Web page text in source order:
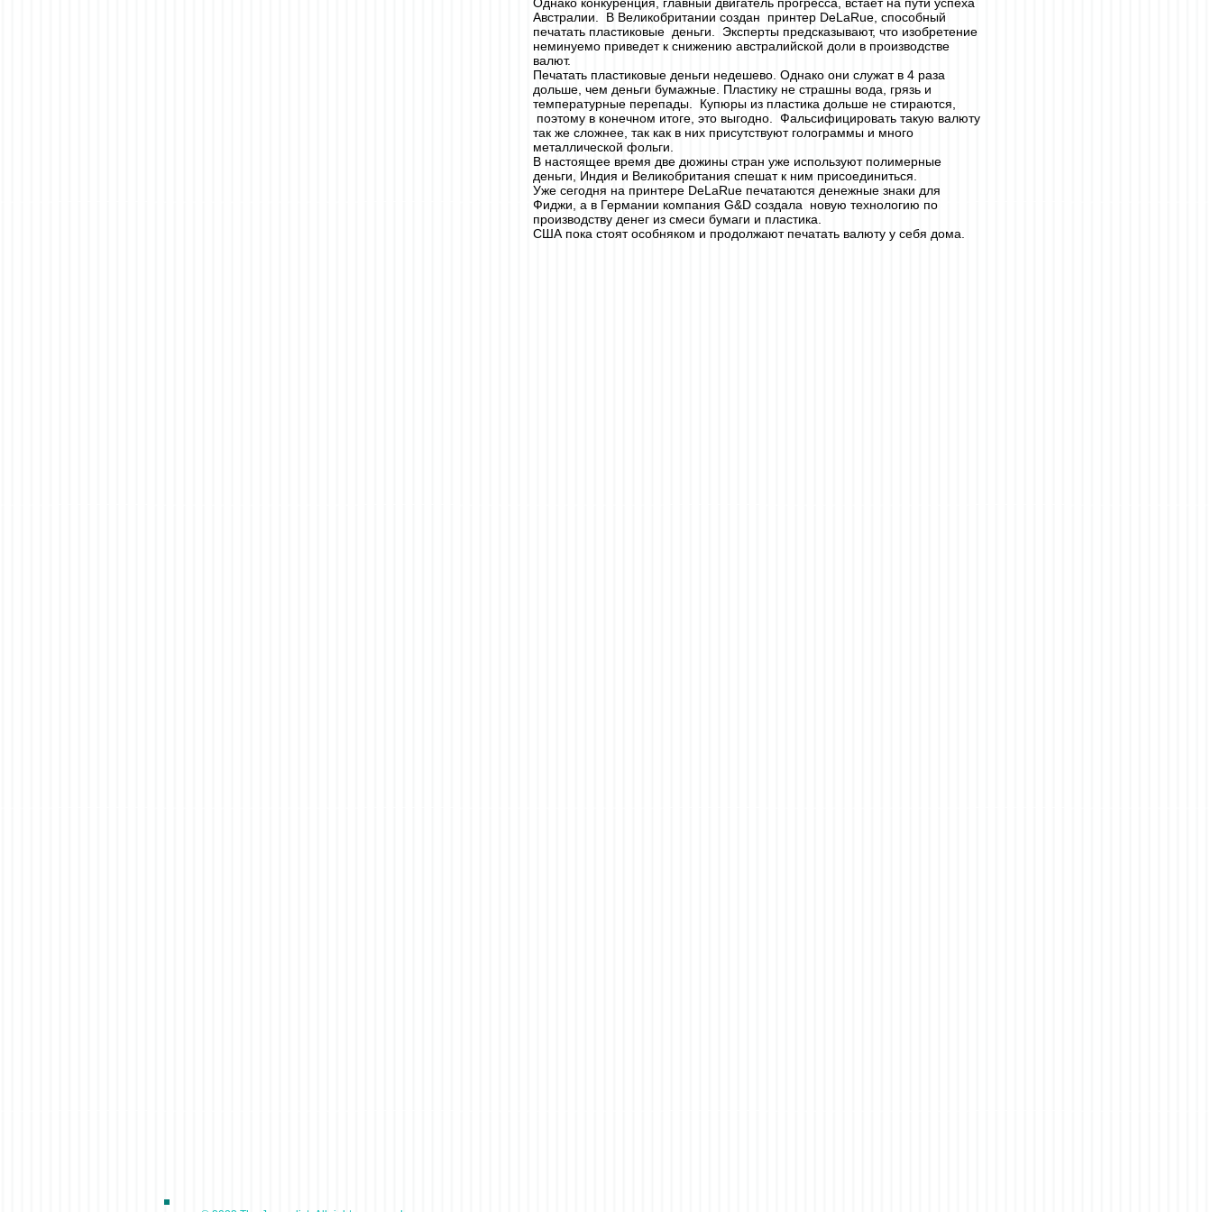
Австралии. В Великобритании создан принтер DeLaRue, способный
печатать пластиковые деньги. Эксперты предсказывают, что изобретение
неминуемо приведет к снижению австралийской доли в производстве
валют.
Печатать пластиковые деньги недешево. Однако они служат в 4 раза
дольше, чем деньги бумажные. Пластику не страшны вода, грязь и
температурные перепады. Купюры из пластика дольше не стираются,
поэтому в конечном итоге, это выгодно. Фальсифицировать такую валюту
так же сложнее, так как в них присутствуют голограммы и много
металлической фольги.
В настоящее время две дюжины стран уже используют полимерные
деньги, Индия и Великобритания спешат к ним присоединиться.
Уже сегодня на принтере DeLaRue печатаются денежные знаки для
Фиджи, а в Германии компания G&D создала новую технологию по
производству денег из смеси бумаги и пластика.
США пока стоят особняком и продолжают печатать валюту у себя дома.